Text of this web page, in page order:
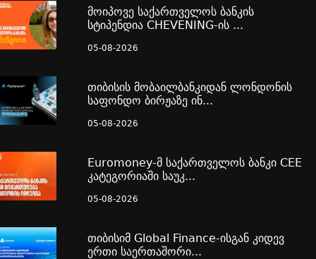
მოიპოვე საქართველოს ბანკის
სტიპენდია CHEVENING-ის ...
05-08-2026
თიბისის მობაილბანკიდან ლონდონის
საფონდო ბირჟაზე ინ...
05-08-2026
Euromoney-მ საქართველოს ბანკი CEE
კატეგორიაში საუკ...
05-08-2026
თიბისიმ Global Finance-ისგან კიდევ
ერთი საერთაშორი...